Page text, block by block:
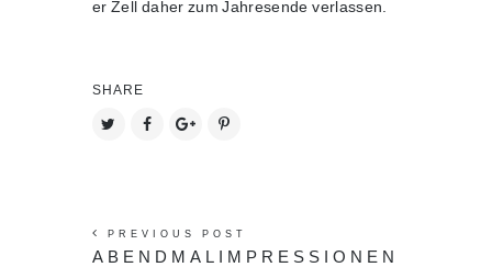
er Zell daher zum Jahresende verlassen.
SHARE
PREVIOUS POST
ABENDMALIMPRESSIONEN